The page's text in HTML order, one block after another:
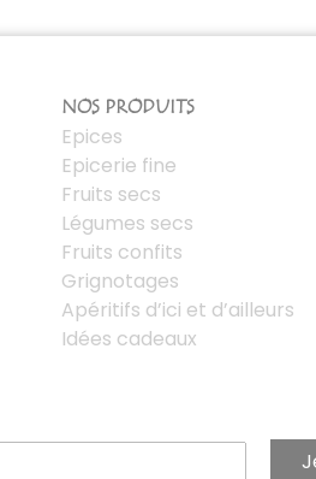
NOS PRODUITS
Epices
Epicerie fine
Fruits secs
Légumes secs
Fruits confits
Grignotages
Apéritifs d’ici et d’ailleurs
Idées cadeaux